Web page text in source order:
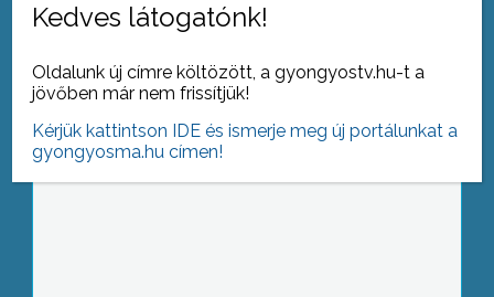
Karácsonyi fogyasztóvédelmi
Kedves látogatónk!
Oldalunk új címre költözött, a gyongyostv.hu-t a
jövőben már nem frissítjük!
Kérjük kattintson IDE és ismerje meg új portálunkat a
gyongyosma.hu címen!